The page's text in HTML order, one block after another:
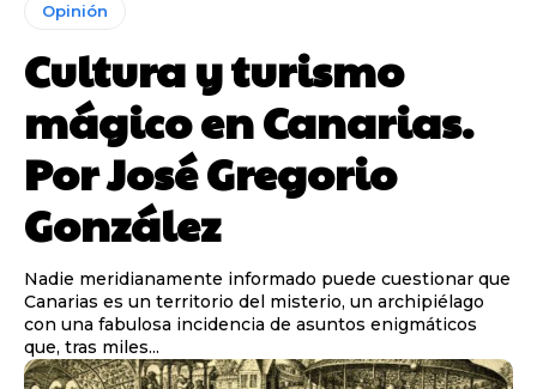
Opinión
Cultura y turismo
mágico en Canarias.
Por José Gregorio
González
Nadie meridianamente informado puede cuestionar que
Canarias es un territorio del misterio, un archipiélago
con una fabulosa incidencia de asuntos enigmáticos
que, tras miles...